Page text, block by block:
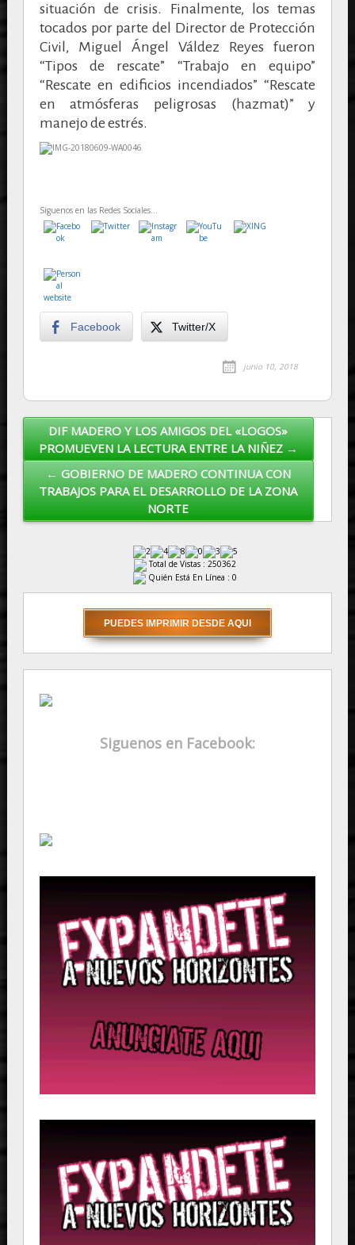
situación de crisis. Finalmente, los temas
tocados por parte del Director de Protección
Civil, Miguel Ángel Váldez Reyes fueron
“Tipos de rescate” “Trabajo en equipo”
“Rescate en edificios incendiados” “Rescate
en atmósferas peligrosas (hazmat)” y
manejo de estrés.
Siguenos en las Redes Sociales...
Facebook Twitter/X
junio 10, 2018
Post navigation
DIF MADERO Y LOS AMIGOS DEL «LOGOS»
PROMUEVEN LA LECTURA ENTRE LA NIÑEZ →
← GOBIERNO DE MADERO CONTINUA CON
TRABAJOS PARA EL DESARROLLO DE LA ZONA
NORTE
Total de Vistas : 250362
Quién Está En Línea : 0
Siguenos en Facebook: